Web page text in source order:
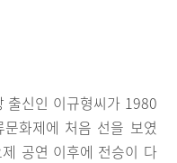
출신인 이규형씨가 1980
화제에 처음 선을 보였
공연 이후에 전승이 다